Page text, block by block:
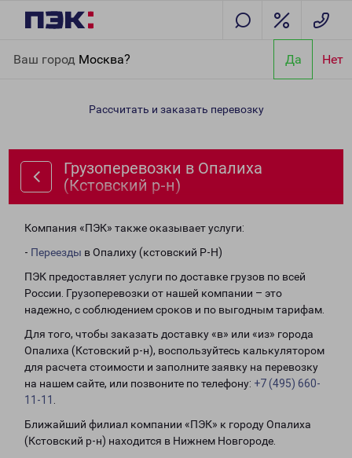
Ваш город Москва? Да Нет
р-н)
Рассчитать и заказать перевозку
Грузоперевозки в Опалиха
(Кстовский р-н)
Компания «ПЭК» также оказывает услуги:
- Переезды в Опалиху (кстовский Р-Н)
ПЭК предоставляет услуги по доставке грузов по всей
России. Грузоперевозки от нашей компании – это
надежно, с соблюдением сроков и по выгодным тарифам.
Для того, чтобы заказать доставку «в» или «из» города
Опалиха (Кстовский р-н), воспользуйтесь калькулятором
для расчета стоимости и заполните заявку на перевозку
на нашем сайте, или позвоните по телефону: +7 (495) 660-
11-11
Ближайший филиал компании «ПЭК» к городу Опалиха
(Кстовский р-н) находится в Нижнем Новгороде.